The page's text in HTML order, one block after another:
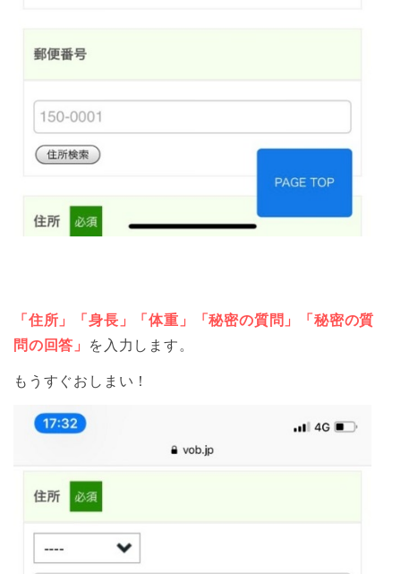
「住所」「身長」「体重」「秘密の質問」「秘密の質
問の回答」 を入力します。
もうすぐおしまい！